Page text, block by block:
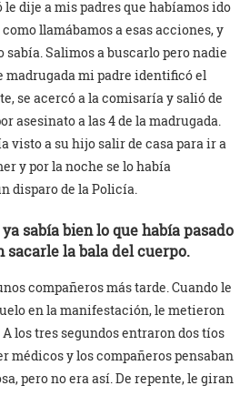
le dije a mis padres que habíamos ido
llamábamos a esas acciones, y
sabía. Salimos a buscarlo pero nadie
madrugada mi padre identificó el
se acercó a la comisaría y salió de
asesinato a las 4 de la madrugada.
visto a su hijo salir de casa para ir a
y por la noche se lo había
disparo de la Policía.
sabía bien lo que había pasado
sacarle la bala del cuerpo.
compañeros más tarde. Cuando le
en la manifestación, le metieron
los tres segundos entraron dos tíos
médicos y los compañeros pensaban
pero no era así. De repente, le giran